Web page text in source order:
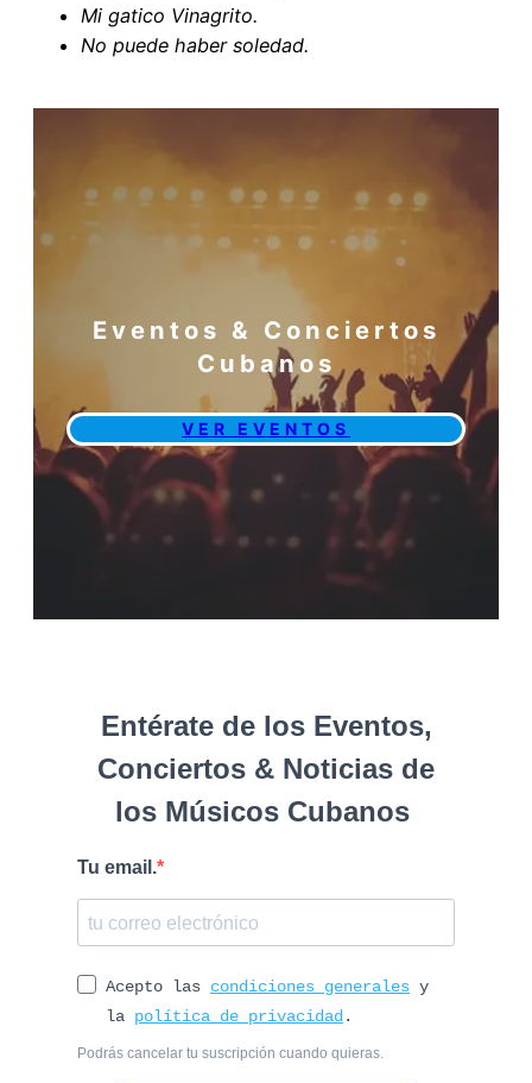
Mi gatico Vinagrito.
No puede haber soledad.
Eventos & Conciertos
Cubanos
VER EVENTOS
Entérate de los Eventos,
Conciertos & Noticias de
los Músicos Cubanos
Tu email.
Acepto las condiciones generales y
la política de privacidad.
Podrás cancelar tu suscripción cuando quieras.